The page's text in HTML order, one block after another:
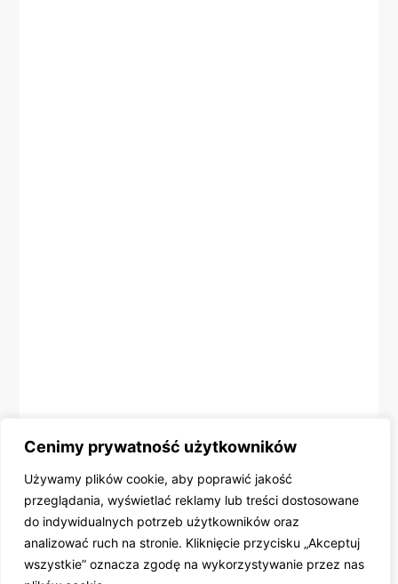
Cenimy prywatność użytkowników
Używamy plików cookie, aby poprawić jakość
przeglądania, wyświetlać reklamy lub treści dostosowane
do indywidualnych potrzeb użytkowników oraz
analizować ruch na stronie. Kliknięcie przycisku „Akceptuj
wszystkie” oznacza zgodę na wykorzystywanie przez nas